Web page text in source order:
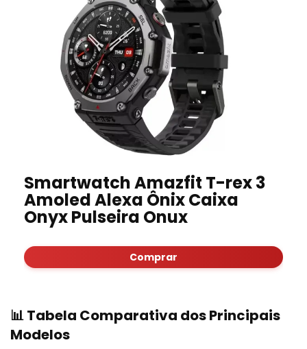
Smartwatch Amazfit T-rex 3
Amoled Alexa Ônix Caixa
Onyx Pulseira Onux
Comprar
📊 Tabela Comparativa dos Principais
Modelos